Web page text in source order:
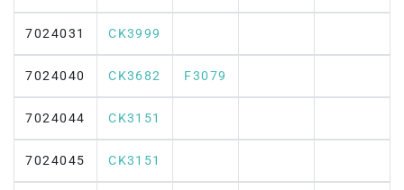
7024031 CK3999
7024040 CK3682 F3079
7024044 CK3151
7024045 CK3151